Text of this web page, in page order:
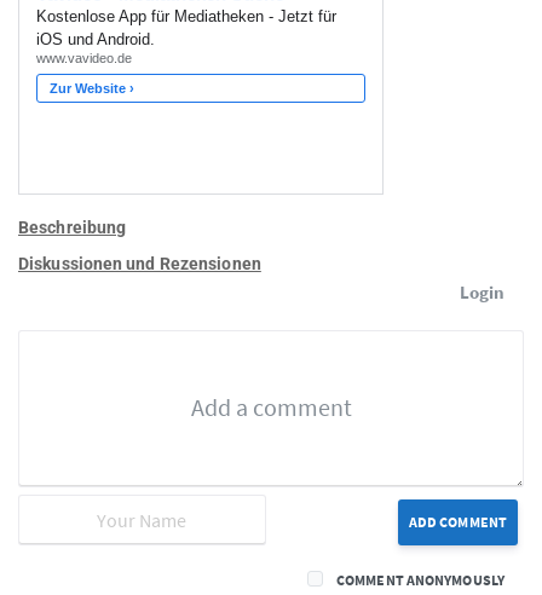
Beschreibung
Diskussionen und Rezensionen
Login
ADD COMMENT
COMMENT ANONYMOUSLY